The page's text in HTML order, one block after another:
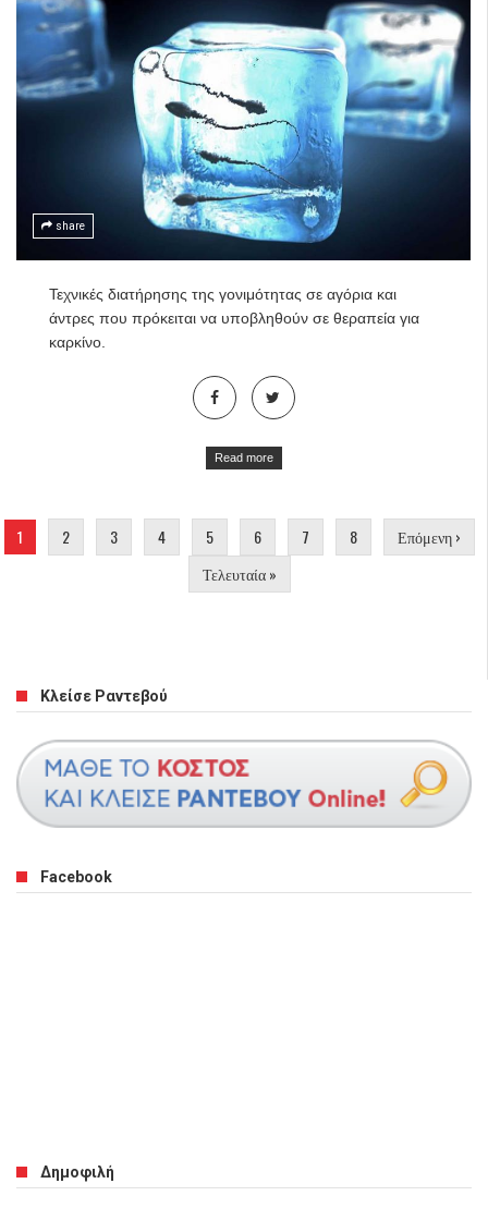
share
Τεχνικές διατήρησης της γονιμότητας σε αγόρια και
άντρες που πρόκειται να υποβληθούν σε θεραπεία για
καρκίνο.
Read more
Σελίδες
1 2 3 4 5 6 7 8
Επόμενη ›
Τελευταία »
Κλείσε Ραντεβού
Facebook
Δημοφιλή